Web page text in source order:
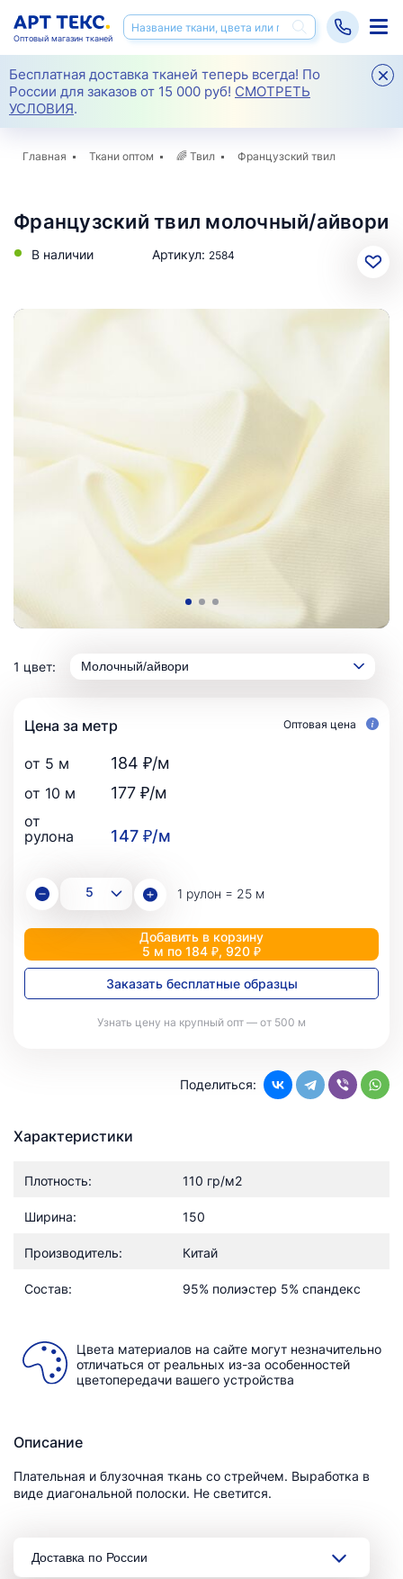
Бесплатная доставка тканей теперь всегда! По
России для заказов от 15 000 руб! СМОТРЕТЬ
УСЛОВИЯ.
Оптовый магазин тканей
Главная Ткани оптом 🌈 Твил Французский твил
Французский твил молочный/айвори
В наличии Артикул: 2584
1 цвет: Молочный/айвори
Цена за метр Оптовая цена
от 5 м 184 ₽/м
от 10 м 177 ₽/м
от
рулона
147 ₽/м
1 рулон = 25 м
Добавить в корзину
5 м по 184 ₽, 920 ₽
Заказать бесплатные образцы
Узнать цену на крупный опт — от 500 м
Поделиться:
Характеристики
Плотность: 110 гр/м2
Ширина: 150
Производитель: Китай
Состав: 95% полиэстер 5% спандекс
Цвета материалов на сайте могут незначительно
отличаться от реальных из-за особенностей
цветопередачи вашего устройства
Описание
Плательная и блузочная ткань со стрейчем. Выработка в
виде диагональной полоски. Не светится.
Доставка по России